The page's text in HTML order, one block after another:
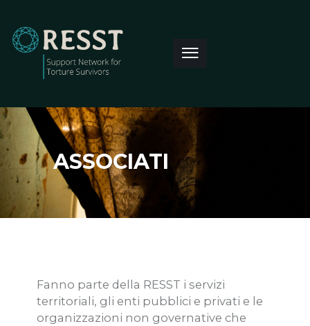
ASSOCIATI
Fanno parte della RESST i servizi
territoriali, gli enti pubblici e privati e le
organizzazioni non governative che